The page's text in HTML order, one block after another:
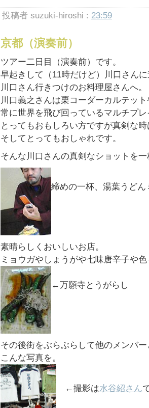
投稿者 suzuki-hiroshi : 23:59
京都（演奏前）
ツアー二日目（演奏前）です。
早起きして（11時だけど）川口さん
川口さん行きつけのお料理屋さんへ。
川口義之さんは栗コーダーカルテッ
常に世界を飛び回っているマルチプ
とってもおもしろい方ですが真剣な
そしてとってもおしゃれです。
そんな川口さんの真剣なショットを一
締めの一杯、湯葉うど
素晴らしくおいしいお店。
ミョウガやしょうがや七味唐辛子や
←万願寺とうがらし
その後街をぶらぶらして他のメンバ
こんな写真を。
←撮影は水谷紹さん